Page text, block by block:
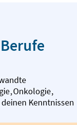
,Onkologie,
Kenntnissen